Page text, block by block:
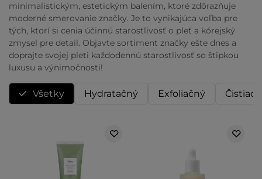
minimalistickým, estetickým balením, ktoré zdôrazňuje
moderné smerovanie značky. Je to vynikajúca voľba pre
tých, ktorí si cenia účinnú starostlivosť o pleť a kórejský
zmysel pre detail. Objavte sortiment značky ešte dnes a
doprajte svojej pleti každodennú starostlivosť so štipkou
luxusu a výnimočnosti!
Všetky Hydratačný Exfoliačný Čistiaci